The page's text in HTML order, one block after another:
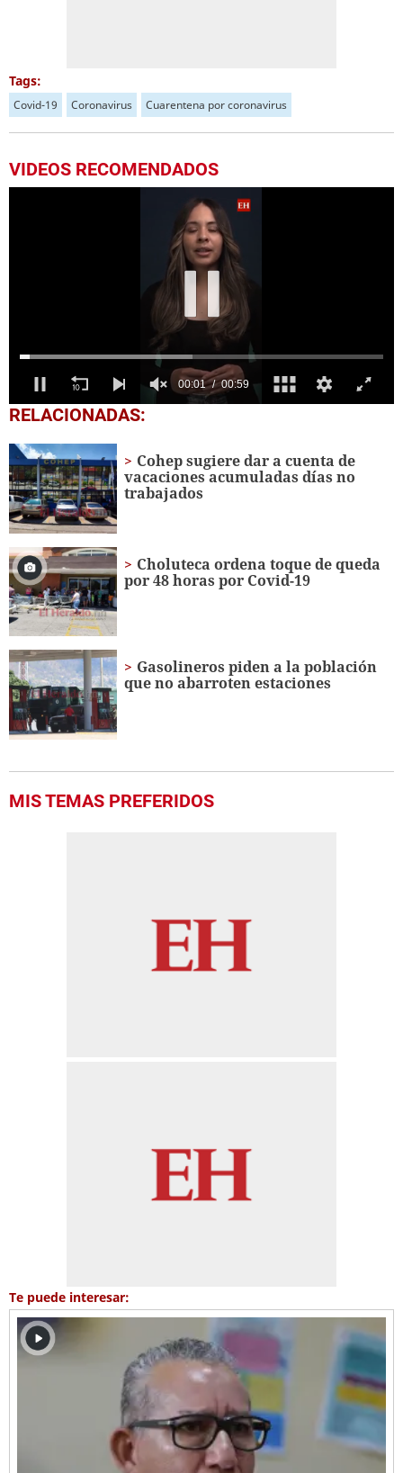
Tags:
Covid-19 Coronavirus Cuarentena por coronavirus
VIDEOS RECOMENDADOS
0
seconds
59
seconds
RELACIONADAS:
Cohep sugiere dar a cuenta de
vacaciones acumuladas días no
trabajados
Choluteca ordena toque de queda
por 48 horas por Covid-19
Gasolineros piden a la población
que no abarroten estaciones
MIS TEMAS PREFERIDOS
Te puede interesar: